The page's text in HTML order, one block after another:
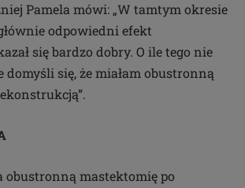
Pamela mówi: „W tamtym okresie
odpowiedni efekt
się bardzo dobry. O ile tego nie
domyśli się, że miałam obustronną
obustronną mastektomię po